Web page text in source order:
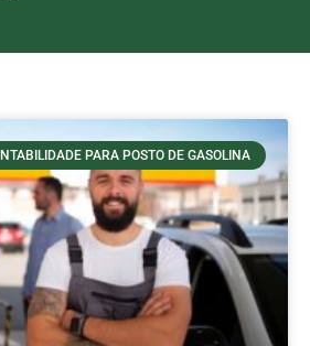
PARA POSTO DE GASOLINA